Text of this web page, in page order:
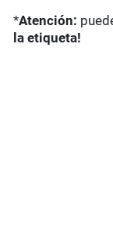
*Atención:
la etiqueta!